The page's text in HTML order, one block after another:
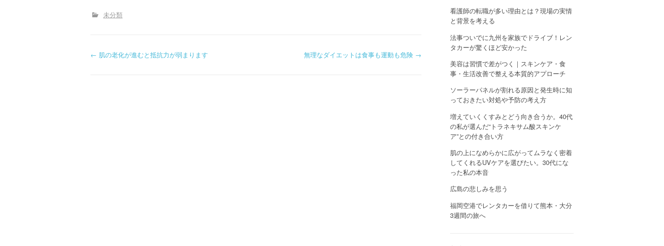
未分類
P
← 肌の老化が進むと抵抗力が弱まります 無理なダイエットは食事も運動も危険 →
看護師の転職が多い理由とは？現場の実情
と背景を考える
法事ついでに九州を家族でドライブ！レン
タカーが驚くほど安かった
美容は習慣で差がつく｜スキンケア・食
事・生活改善で整える本質的アプローチ
ソーラーパネルが割れる原因と発生時に知
っておきたい対処や予防の考え方
増えていくくすみとどう向き合うか。40代
の私が選んだ“トラネキサム酸スキンケ
ア”との付き合い方
肌の上になめらかに広がってムラなく密着
してくれるUVケアを選びたい。30代にな
った私の本音
広島の悲しみを思う
福岡空港でレンタカーを借りて熊本・大分
3週間の旅へ